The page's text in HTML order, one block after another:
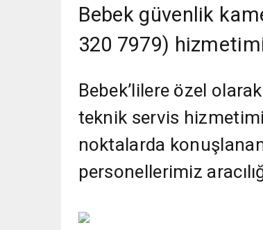
Bebek güvenlik
320 7979)
Bebek’lilere özel
teknik servis
noktalarda
personellerimiz